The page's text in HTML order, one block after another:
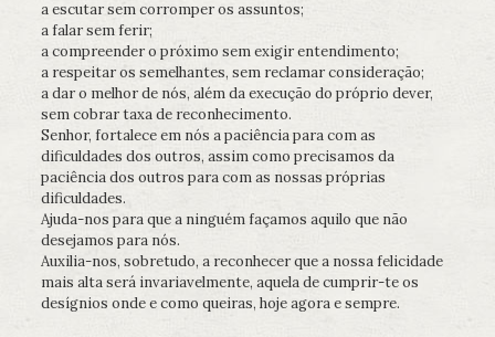
a escutar sem corromper os assuntos;
a falar sem ferir;
a compreender o próximo sem exigir entendimento;
a respeitar os semelhantes, sem reclamar consideração;
a dar o melhor de nós, além da execução do próprio dever,
sem cobrar taxa de reconhecimento.
Senhor, fortalece em nós a paciência para com as
dificuldades dos outros, assim como precisamos da
paciência dos outros para com as nossas próprias
dificuldades.
Ajuda-nos para que a ninguém façamos aquilo que não
desejamos para nós.
Auxilia-nos, sobretudo, a reconhecer que a nossa felicidade
mais alta será invariavelmente, aquela de cumprir-te os
desígnios onde e como queiras, hoje agora e sempre.